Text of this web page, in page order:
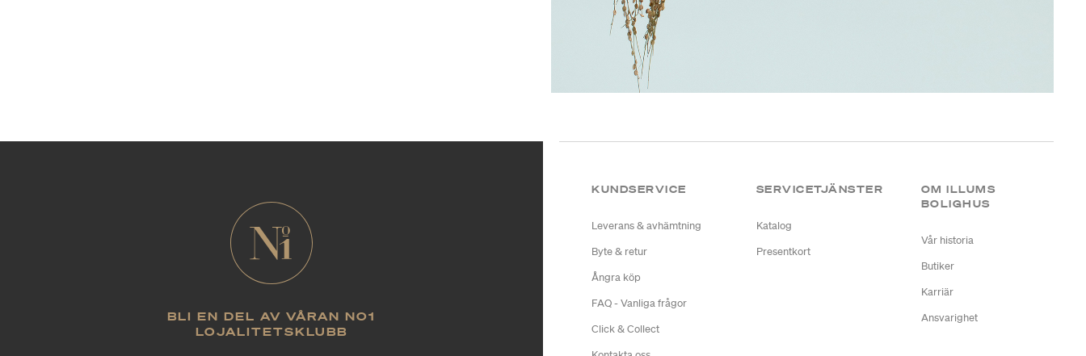
BLI EN DEL AV VÅRAN NO1
LOJALITETSKLUBB
KUNDSERVICE
Leverans & avhämtning
Byte & retur
Ångra köp
FAQ - Vanliga frågor
Click & Collect
SERVICETJÄNSTER
Katalog
Presentkort
OM ILLUMS
BOLIGHUS
Vår historia
Butiker
Karriär
Ansvarighet